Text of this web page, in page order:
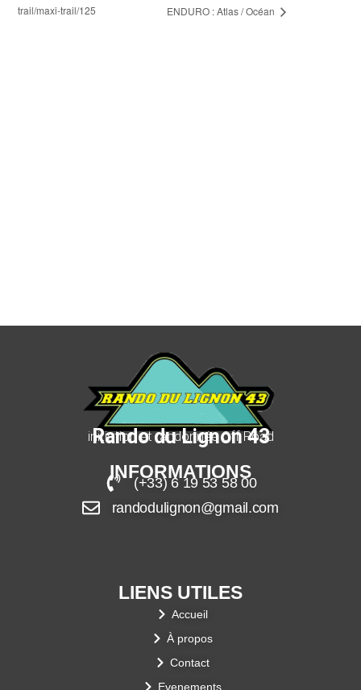
trail/maxi-trail/125
ENDURO : Atlas / Océan
Rando du Lignon 43
initiation et randonnée Off Road
INFORMATIONS
(+33) 6 19 53 58 00
randodulignon@gmail.com
LIENS UTILES
Accueil
À propos
Contact
Evenements